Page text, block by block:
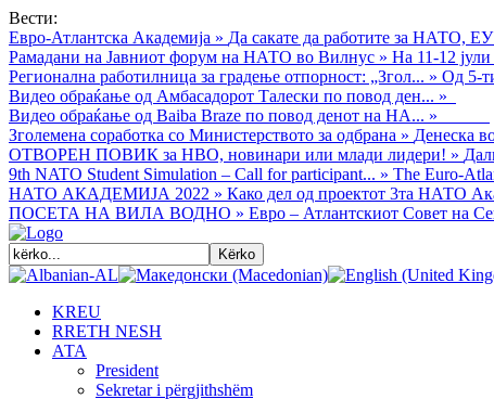
Вести:
Евро-Атлантска Академија » Да сакате да работите за НАТО,
Рамадани на Јавниот форум на НАТО во Вилнус » На 11-12
Регионална работилница за градење отпорност: „Згол... » Од 5-
Видео обраќањe од Амбасадорот Талески по повод ден... »
Видео обраќање од Baiba Braze по повод денот на НА... »
Зголемена соработка со Министерството за одбрана » Денеска
ОТВОРЕН ПОВИК за НВО, новинари или млади лидери! »
9th NATO Student Simulation – Call for participant... » The Euro-
НАТО АКАДЕМИЈА 2022 » Како дел од проектот 3та НАТО
ПОСЕТА НА ВИЛА ВОДНО » Евро – Атлантскиот Совет на
KREU
RRETH NESH
АТА
President
Sekretar i përgjithshëm